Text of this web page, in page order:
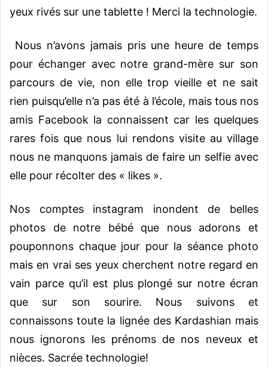
yeux rivés sur une tablette ! Merci la technologie.
Nous n’avons jamais pris une heure de temps
pour échanger avec notre grand-mère sur son
parcours de vie, non elle trop vieille et ne sait
rien puisqu’elle n’a pas été à l’école, mais tous nos
amis Facebook la connaissent car les quelques
rares fois que nous lui rendons visite au village
nous ne manquons jamais de faire un selfie avec
elle pour récolter des « likes ».
Nos comptes instagram inondent de belles
photos de notre bébé que nous adorons et
pouponnons chaque jour pour la séance photo
mais en vrai ses yeux cherchent notre regard en
vain parce qu’il est plus plongé sur notre écran
que sur son sourire. Nous suivons et
connaissons toute la lignée des Kardashian mais
nous ignorons les prénoms de nos neveux et
nièces. Sacrée technologie!